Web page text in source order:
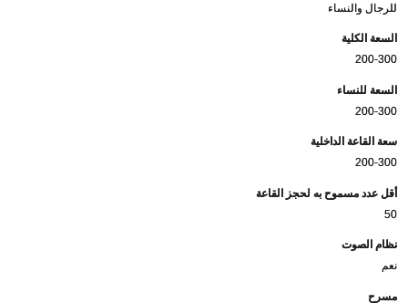
للرجال والنساء
السعة الكلية
200-300
السعة للنساء
200-300
سعة القاعة الداخلية
200-300
أقل عدد مسموح به لحجز القاعة
50
نظام الصوت
نعم
مسرح